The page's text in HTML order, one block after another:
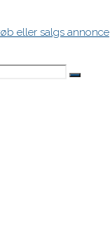
eller salgs annonce
Search